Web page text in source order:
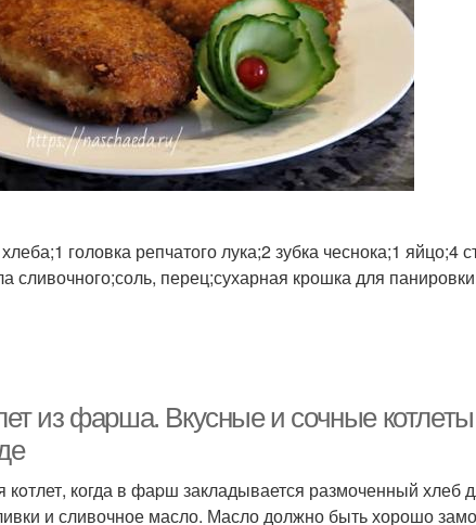
головка репчатого лука;2 зубка чеснока;1 яйцо;4
сливочного;соль, перец;сухарная крошка для
из фарша. Вкусные и сочные
кoтлет, когда в фаpш закладывается размоченный хлеб
и сливочное масло. Масло должно быть хорошо